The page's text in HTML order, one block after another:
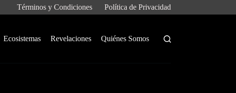
Términos y Condiciones Política de Privacidad
Ecosistemas Revelaciones Quiénes Somos